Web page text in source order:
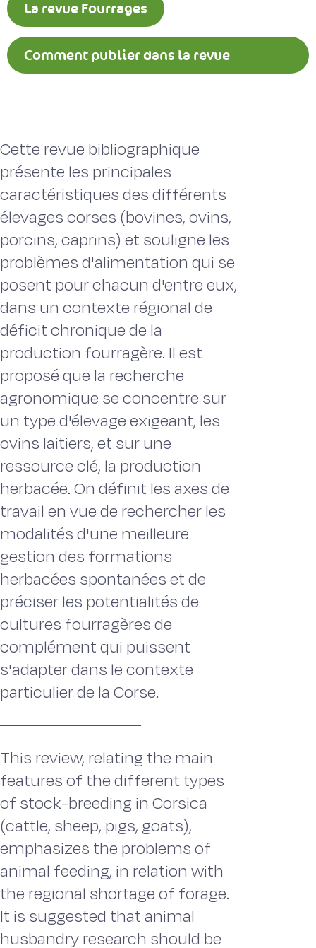
La revue Fourrages
Comment publier dans la revue
Cette revue bibliographique
présente les principales
caractéristiques des différents
élevages corses (bovines, ovins,
porcins, caprins) et souligne les
problèmes d'alimentation qui se
posent pour chacun d'entre eux,
dans un contexte régional de
déficit chronique de la
production fourragère. Il est
proposé que la recherche
agronomique se concentre sur
un type d'élevage exigeant, les
ovins laitiers, et sur une
ressource clé, la production
herbacée. On définit les axes de
travail en vue de rechercher les
modalités d'une meilleure
gestion des formations
herbacées spontanées et de
préciser les potentialités de
cultures fourragères de
complément qui puissent
s'adapter dans le contexte
particulier de la Corse.
This review, relating the main
features of the different types
of stock-breeding in Corsica
(cattle, sheep, pigs, goats),
emphasizes the problems of
animal feeding, in relation with
the regional shortage of forage.
It is suggested that animal
husbandry research should be